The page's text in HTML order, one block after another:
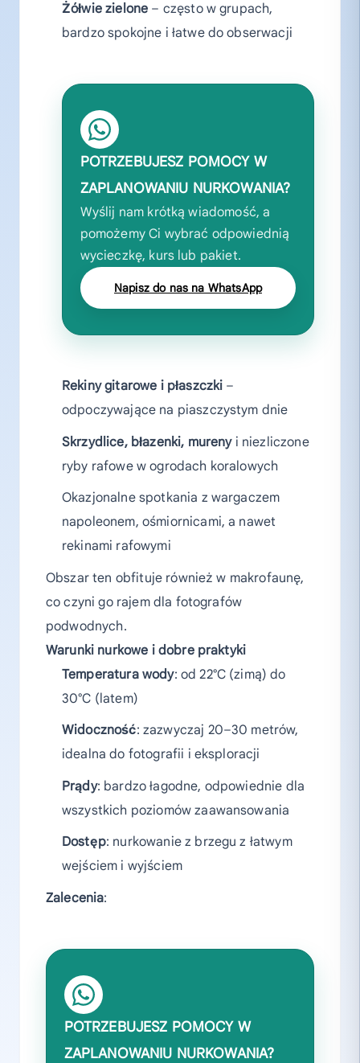
Żółwie zielone – często w grupach,
bardzo spokojne i łatwe do obserwacji
POTRZEBUJESZ POMOCY W
ZAPLANOWANIU NURKOWANIA?
Wyślij nam krótką wiadomość, a
pomożemy Ci wybrać odpowiednią
wycieczkę, kurs lub pakiet.
Napisz do nas na WhatsApp
Rekiny gitarowe i płaszczki –
odpoczywające na piaszczystym dnie
Skrzydlice, błazenki, murenyi niezliczone
ryby rafowe w ogrodach koralowych
Okazjonalne spotkania z wargaczem
napoleonem, ośmiornicami, a nawet
rekinami rafowymi
Obszar ten obfituje również w makrofaunę,
co czyni go rajem dla fotografów
podwodnych.
Warunki nurkowe i dobre praktyki
Temperatura wody: od 22°C (zimą) do
30°C (latem)
Widoczność: zazwyczaj 20–30 metrów,
idealna do fotografii i eksploracji
Prądy: bardzo łagodne, odpowiednie dla
wszystkich poziomów zaawansowania
Dostęp: nurkowanie z brzegu z łatwym
wejściem i wyjściem
Zalecenia:
POTRZEBUJESZ POMOCY W
ZAPLANOWANIU NURKOWANIA?